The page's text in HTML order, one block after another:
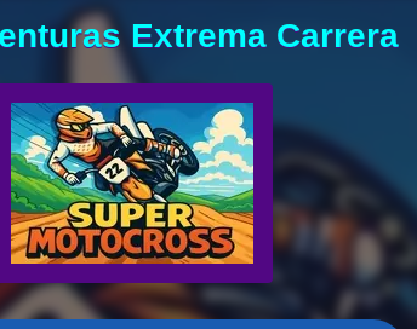
Extrema Carrera